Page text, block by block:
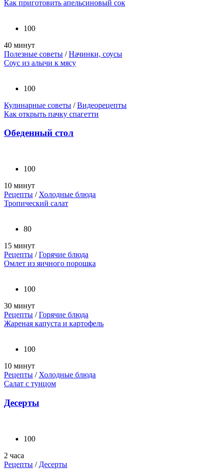
Как приготовить апельсиновый сок
100
40 минут
Полезные советы /Начинки, соусы
Соус из алычи к мясу
100
Кулинарные советы /Видеорецепты
Как открыть пачку спагетти
Обеденный стол
100
10 минут
Рецепты / Холодные блюда
Тропический салат
80
15 минут
Рецепты /Горячие блюда
Омлет из яичного порошка
100
30 минут
Рецепты /Горячие блюда
Жареная капуста и картофель
100
10 минут
Рецепты / Холодные блюда
Салат с тунцом
Десерты
100
2 часа
Рецепты / Десерты